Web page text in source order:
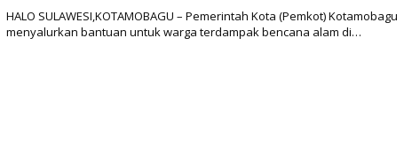
HALO SULAWESI,KOTAMOBAGU – Pemerintah Kota (Pemkot) Kotamobagu
menyalurkan bantuan untuk warga terdampak bencana alam di…